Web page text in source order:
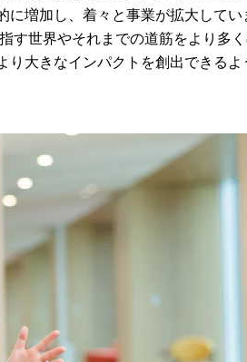
増加し、着々と事業が拡大してい
す世界やそれまでの道筋をより多
大きなインパクトを創出できるよ